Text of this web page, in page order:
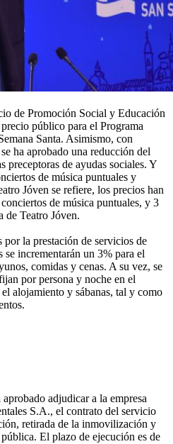
de Promoción Social y Educación
público para el Programa
Santa. Asimismo, con
ha aprobado una reducción del
preceptoras de ayudas sociales. Y
de música puntuales y
Jóven se refiere, los precios han
de música puntuales, y 3
de Teatro Jóven.
la prestación de servicios de
incrementarán un 3% para el
comidas y cenas. A su vez, se
por persona y noche en el
alojamiento y sábanas, tal y como
adjudicar a la empresa
S.A., el contrato del servicio
retirada de la inmovilización y
El plazo de ejecución es de